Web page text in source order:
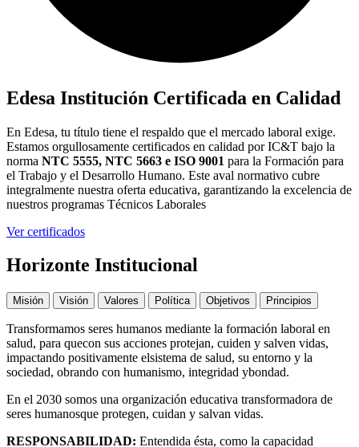
Edesa Institución Certificada en Calidad
En Edesa, tu título tiene el respaldo que el mercado laboral exige.
Estamos orgullosamente certificados en calidad por IC&T bajo la
norma NTC 5555, NTC 5663 e ISO 9001 para la Formación para
el Trabajo y el Desarrollo Humano. Este aval normativo cubre
integralmente nuestra oferta educativa, garantizando la excelencia de
nuestros programas Técnicos Laborales
Ver certificados
Horizonte Institucional
Misión Visión Valores Política Objetivos Principios
Transformamos seres humanos mediante la formación laboral en
salud, para quecon sus acciones protejan, cuiden y salven vidas,
impactando positivamente elsistema de salud, su entorno y la
sociedad, obrando con humanismo, integridad ybondad.
En el 2030 somos una organización educativa transformadora de
seres humanosque protegen, cuidan y salvan vidas.
RESPONSABILIDAD: Entendida ésta, como la capacidad